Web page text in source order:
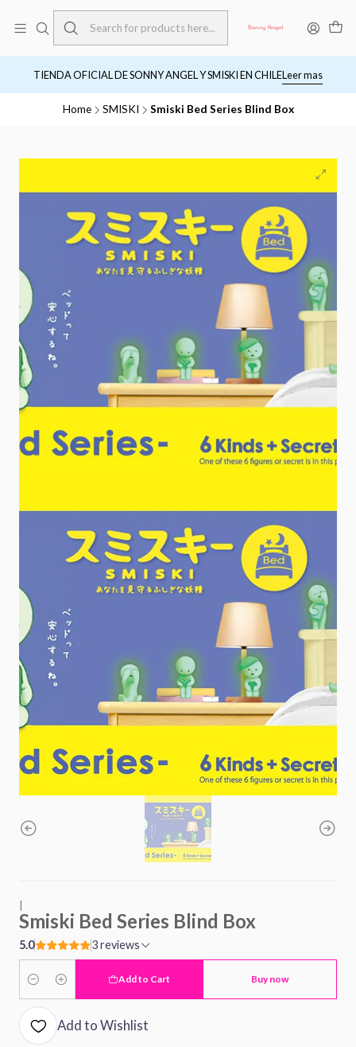
TIENDA OFICIAL DE SONNY ANGEL Y SMISKI EN CHILELeer mas
Home SMISKI Smiski Bed Series Blind Box
Smiski Bed Series Blind Box
5.0 3 reviews
Quantity
Add to Cart Buy now
Add to Wishlist